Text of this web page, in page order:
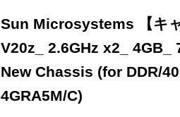
Sun Microsystems 【キ
V20z_ 2.6GHz x2_ 4GB_
New Chassis (for DDR/
4GRA5M/C)